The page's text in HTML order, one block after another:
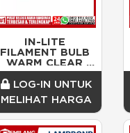
IN-LITE
FILAMENT BULB
WARM CLEAR
DIMMER INFM-
A60C-11WD-WW
11w
LOG-IN UNTUK
MELIHAT HARGA